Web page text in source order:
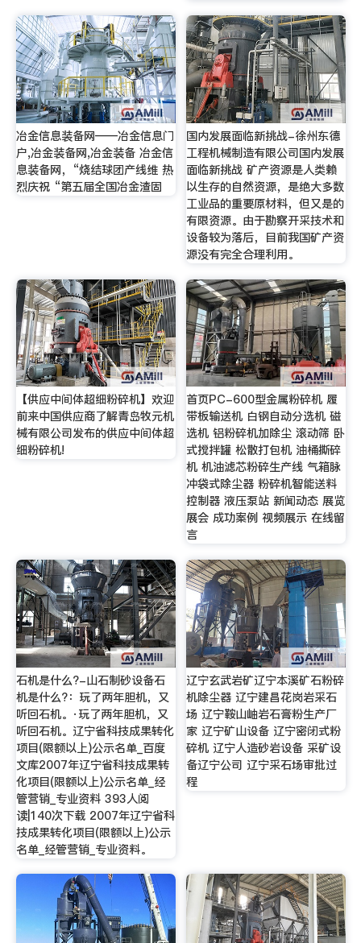
冶金信息装备网——冶金信息门
户,冶金装备网,冶金装备 冶金信
息装备网，“烧结球团产线维 热
烈庆祝 “第五届全国冶金渣固
国内发展面临新挑战-徐州东德
工程机械制造有限公司国内发展
面临新挑战 矿产资源是人类赖
以生存的自然资源，是绝大多数
工业品的重要原材料，但又是的
有限资源。由于勘察开采技术和
设备较为落后，目前我国矿产资
源没有完全合理利用。
【供应中间体超细粉碎机】欢迎
前来中国供应商了解青岛牧元机
械有限公司发布的供应中间体超
细粉碎机!
首页PC-600型金属粉碎机 履
带板输送机 白钢自动分选机 磁
选机 铝粉碎机加除尘 滚动筛 卧
式搅拌罐 松散打包机 油桶撕碎
机 机油滤芯粉碎生产线 气箱脉
冲袋式除尘器 粉碎机智能送料
控制器 液压泵站 新闻动态 展览
展会 成功案例 视频展示 在线留
言
石机是什么?-山石制砂设备石
机是什么?：玩了两年胆机，又
听回石机。·玩了两年胆机，又
听回石机。辽宁省科技成果转化
项目(限额以上)公示名单_百度
文库2007年辽宁省科技成果转
化项目(限额以上)公示名单_经
管营销_专业资料 393人阅
读|140次下载 2007年辽宁省科
技成果转化项目(限额以上)公示
名单_经管营销_专业资料。
辽宁玄武岩矿辽宁本溪矿石粉碎
机除尘器 辽宁建昌花岗岩采石
场 辽宁鞍山岫岩石膏粉生产厂
家 辽宁矿山设备 辽宁密闭式粉
碎机 辽宁人造砂岩设备 采矿设
备辽宁公司 辽宁采石场审批过
程